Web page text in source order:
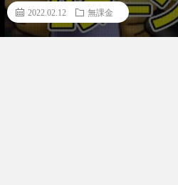
2022.02.12 無課金